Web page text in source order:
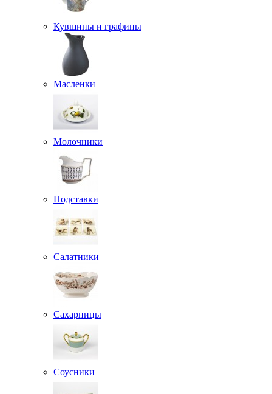
Кувшины и графины
Масленки
Молочники
Подставки
Салатники
Сахарницы
Соусники